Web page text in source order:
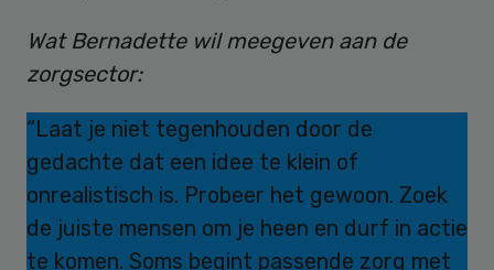
Wat Bernadette wil meegeven aan de
zorgsector:
“Laat je niet tegenhouden door de
gedachte dat een idee te klein of
onrealistisch is. Probeer het gewoon. Zoek
de juiste mensen om je heen en durf in actie
te komen. Soms begint passende zorg met